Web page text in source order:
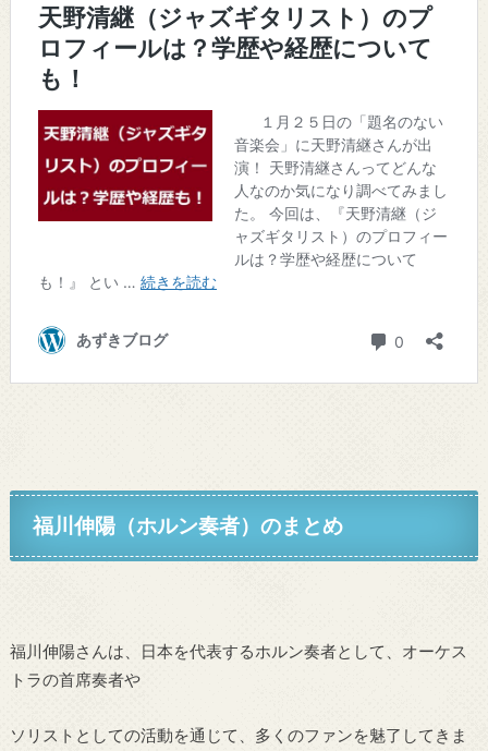
福川伸陽（ホルン奏者）のまとめ
福川伸陽さんは、日本を代表するホルン奏者として、オーケス
トラの首席奏者や
ソリストとしての活動を通じて、多くのファンを魅了してきま